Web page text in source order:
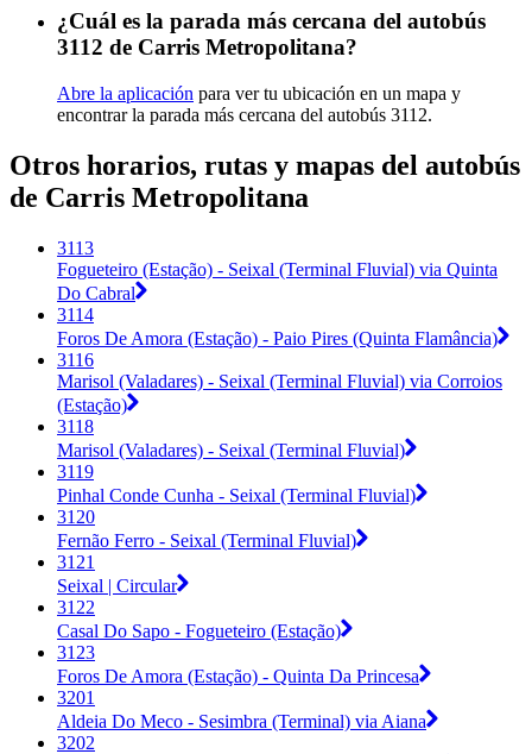
¿Cuál es la parada más cercana del autobús
3112 de Carris Metropolitana?
Abre la aplicación para ver tu ubicación en un mapa y
encontrar la parada más cercana del autobús 3112.
Otros horarios, rutas y mapas del autobús
de Carris Metropolitana
3113
Fogueteiro (Estação) - Seixal (Terminal Fluvial) via Quinta
Do Cabral
3114
Foros De Amora (Estação) - Paio Pires (Quinta Flamância)
3116
Marisol (Valadares) - Seixal (Terminal Fluvial) via Corroios
(Estação)
3118
Marisol (Valadares) - Seixal (Terminal Fluvial)
3119
Pinhal Conde Cunha - Seixal (Terminal Fluvial)
3120
Fernão Ferro - Seixal (Terminal Fluvial)
3121
Seixal | Circular
3122
Casal Do Sapo - Fogueteiro (Estação)
3123
Foros De Amora (Estação) - Quinta Da Princesa
3201
Aldeia Do Meco - Sesimbra (Terminal) via Aiana
3202